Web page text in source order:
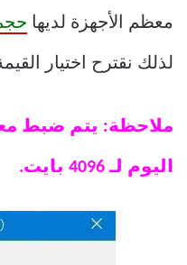
معظم الأجهزة لديها
لذلك نقترح اختيار
ملاحظة: يتم ضبط
اليوم لـ 4096 بايت.